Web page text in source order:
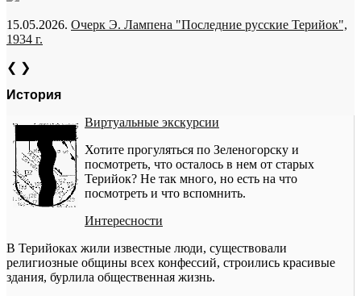
15.05.2026. Очерк Э. Лампена "Последние русские Терийок",
1934 г.
❮ ❯
История
Виртуальные экскурсии
Хотите прогуляться по Зеленогорску и
посмотреть, что осталось в нем от старых
Терийок? Не так много, но есть на что
посмотреть и что вспомнить.
Интересности
В Терийоках жили известные люди, существовали
религиозные общины всех конфессий, строились красивые
здания, бурлила общественная жизнь.